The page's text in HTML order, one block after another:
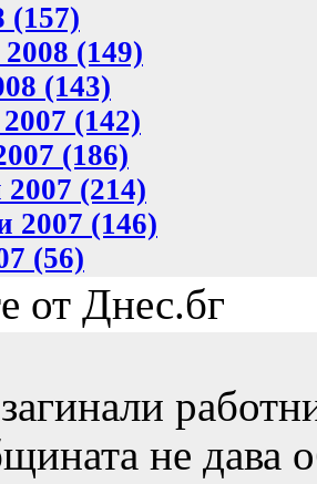
(157)
(149)
(143)
(142)
(186)
(214)
2007 (146)
(56)
от Днес.бг
не дава